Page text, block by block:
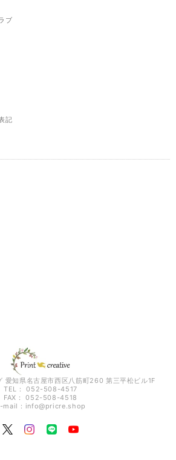
ブ
記
愛知県名古屋市西区八筋町260 第三平松ビル1F
TEL： 052-508-4517
FAX： 052-508-4518
mail： info@pricre.shop